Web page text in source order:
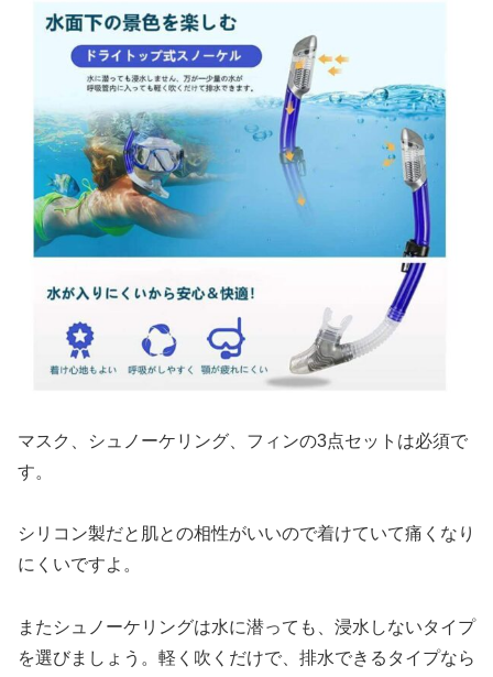
マスク、シュノーケリング、フィンの3点セットは必須で
す。
シリコン製だと肌との相性がいいので着けていて痛くなり
にくいですよ。
またシュノーケリングは水に潜っても、浸水しないタイプ
を選びましょう。軽く吹くだけで、排水できるタイプなら